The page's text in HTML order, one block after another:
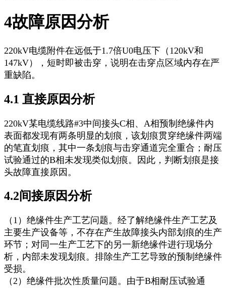
4故障原因分析
220kV电缆附件在远低于1.7倍U0电压下（120kV和
147kV），短时即被击穿，说明在击穿点区域内存在严
重缺陷。
4.1 直接原因分析
220kV某电缆线路#3中间接头C相、A相预制绝缘件内
表面都发现有两条明显的划痕，该划痕贯穿绝缘件两端
的笔直划痕，其中一条划痕与击穿通道完全重合；耐压
试验通过的B相未发现类似划痕。因此，判断划痕是接
头故障直接原因。
4.2间接原因分析
（1）绝缘件生产工艺问题。经了解绝缘件生产工艺及
主要生产设备等，不存在产生故障接头内部划痕的生产
环节；对同一生产工艺下的另一新绝缘件进行现场分
析，内部未发现划痕。排除生产工艺导致的预制绝缘件
受损。
（2）绝缘件批次性质量问题。由于B相耐压试验通